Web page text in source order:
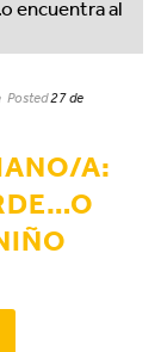
Posted27 de
A: